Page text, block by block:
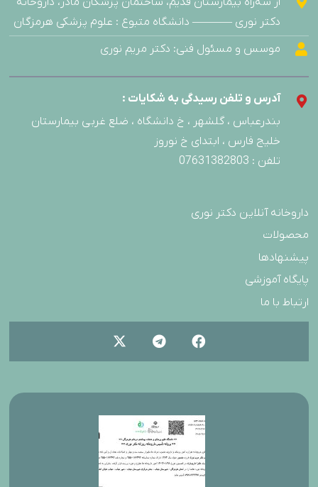
دکتر نوری ———– دانشگاه متبوع : علوم پزشکی هرمزگان
موسس و مسئول فنی: دکتر مریم نوری
آدرس و تلفن رسیدگی به شکایات :
بندرعباس ، گلشهر ، خ دانشگاه ، ضلع غربی بیمارستان
خلیج فارس ، ابتدای خ نوروز
تلفن : 07631382803
داروخانه آنلاین دکتر نوری
محصولات
پیشنهادها
پایگاه آموزشی
ارتباط با ما